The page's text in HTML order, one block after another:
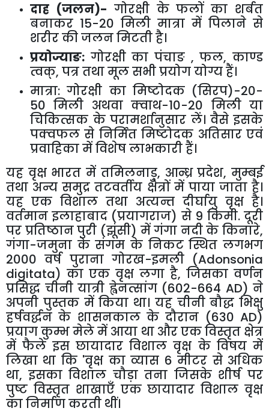
दाह (जलन)- गोरक्षी के फलों का शर्बत
बनाकर 15-20 मिली मात्रा में पिलाने से
शरीर की जलन मिटती है।
प्रयोज्याङ: गोरक्षी का पंचाङ ,फल,काण्ड
त्वक्, पत्र तथा मूल सभी प्रयोग योग्य हैं।
मात्रा: गोरक्षी का मिष्टोदक (सिरप)-20-
50 मिली अथवा क्वाथ-10-20 मिली या
चिकित्सक के परामर्शानुसार लें। वैसे इसके
पक्वफल से निर्मित मिष्टोदक अतिसार एवं
प्रवाहिका में विशेष लाभकारी हैं।
यह वृक्ष भारत में तमिलनाडु, आन्ध्र प्रदेश,मुम्बई
तथा अन्य समुद्र तटवर्तीय क्षेत्रों में पाया जाता है।
यह एक विशाल तथा अत्यन्त दीर्घायु वृक्ष है।
वर्तमान इलाहाबाद (प्रयागराज) से 9 किमी. दूरी
पर प्रतिष्ठान पुरी (झूंसी) में गंगा नदी के किनारे,
गंगा-जमुना के संगम के निकट स्थित लगभग
2000 वर्ष पुराना गोरख-इमली (Adonsonia
digitata) का एक वृक्ष लगा है, जिसका वर्णन
प्रसिद्ध चीनी यात्री ह्वेनत्सांग (602-664 AD) ने
अपनी पुस्तक में किया था। यह चीनी बौद्ध भिक्षु
हर्षवर्द्धन के शासनकाल के दौरान (630 AD)
प्रयाग कुम्भ मेले में आया था और एक विस्तृत क्षेत्र
में फैले इस छायादार विशाल वृक्ष के विषय में
लिखा था कि 'वृक्ष का व्यास 6 मीटर से अधिक
था,इसका विशाल चौड़ा तना जिसके शीर्ष पर
पुष्ट विस्तृत शाखाएँ एक छायादार विशाल वृक्ष
का निर्माण करती थीं।